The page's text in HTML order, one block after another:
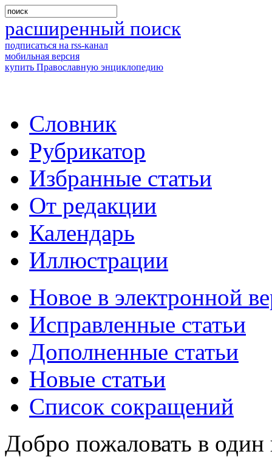
расширенный поиск
подписаться на rss-канал
мобильная версия
купить Православную энциклопедию
Словник
Рубрикатор
Избранные статьи
От редакции
Календарь
Иллюстрации
Новое в электронной
Исправленные статьи
Дополненные статьи
Новые статьи
Список сокращений
Добро пожаловать в